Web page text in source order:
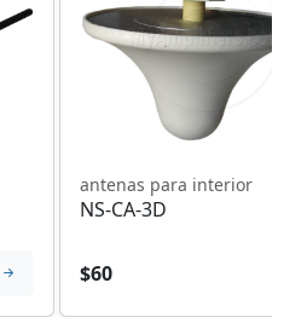
antenas para interior
NS-CA-3D
$60